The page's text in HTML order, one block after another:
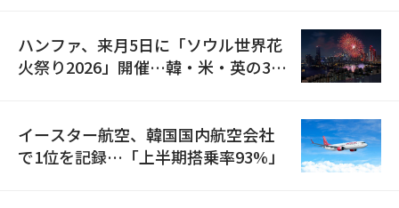
ハンファ、来月5日に「ソウル世界花
火祭り2026」開催…韓・米・英の3カ
イースター航空、韓国国内航空会社
で1位を記録…「上半期搭乗率93%」